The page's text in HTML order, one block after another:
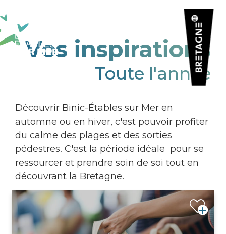
Vos inspirations
Toute l'année
Découvrir Binic-Étables sur Mer en
automne ou en hiver, c'est pouvoir profiter
du calme des plages et des sorties
pédestres. C'est la période idéale pour se
ressourcer et prendre soin de soi tout en
découvrant la Bretagne.